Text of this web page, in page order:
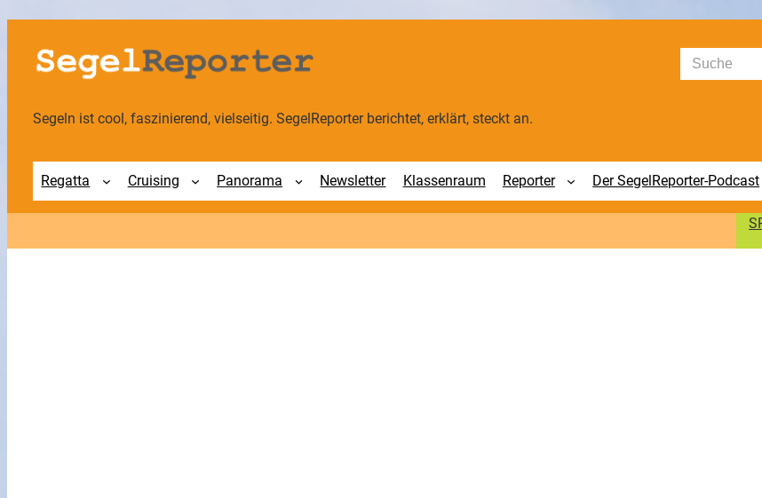
Zum
Inhalt
springen
Suchen
Segeln ist cool, faszinierend, vielseitig. SegelReporter berichtet, erklärt, steckt an.
Regatta Cruising Panorama Newsletter Klassenraum Reporter Der SegelReporter-Podcast